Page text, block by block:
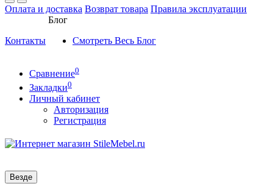
Оплата и доставка Возврат товара Правила эксплуатации
Контакты
Блог
Смотреть Весь Блог
Сравнение0
Закладки0
Личный кабинет
Авторизация
Регистрация
Везде